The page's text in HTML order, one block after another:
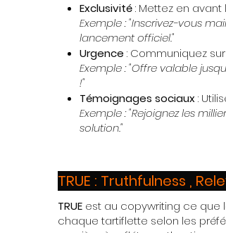
Exclusivité: Mettez en
Exemple : "Inscrivez-vous
lancement officiel."
Urgence : Communiquez
Exemple : "Offre valable
!"
Témoignages sociaux:
Exemple : "Rejoignez les
solution."
TRUE : Truthfulness ,
TRUE est au copywriting ce que
chaque tartiflette selon les